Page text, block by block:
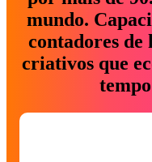
mundo.
contadores de
criativos que